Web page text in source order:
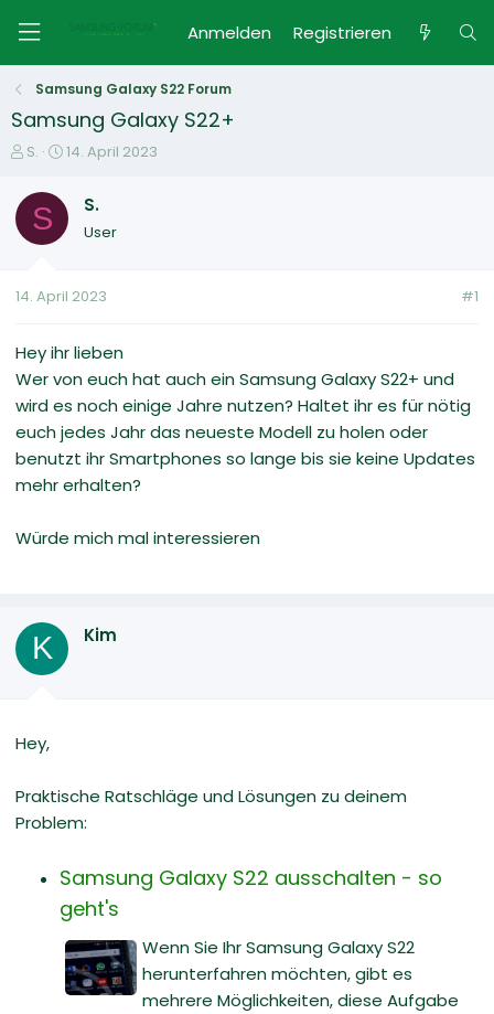
Anmelden Registrieren
Samsung Galaxy S22 Forum
Samsung Galaxy S22+
E
s
e
e
S.
E
t
t
m
14. April 2023
S S.
User
14. April 2023 #1
Hey ihr lieben
Wer von euch hat auch ein Samsung Galaxy S22+ und
wird es noch einige Jahre nutzen? Haltet ihr es für nötig
euch jedes Jahr das neueste Modell zu holen oder
benutzt ihr Smartphones so lange bis sie keine Updates
mehr erhalten?
Würde mich mal interessieren
K Kim
Hey,
Praktische Ratschläge und Lösungen zu deinem
Problem:
Samsung Galaxy S22 ausschalten - so
geht's
Wenn Sie Ihr Samsung Galaxy S22
herunterfahren möchten, gibt es
mehrere Möglichkeiten, diese Aufgabe